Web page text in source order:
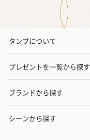
タンプについて
プレゼントを一覧から探す
ブランドから探す
シーンから探す